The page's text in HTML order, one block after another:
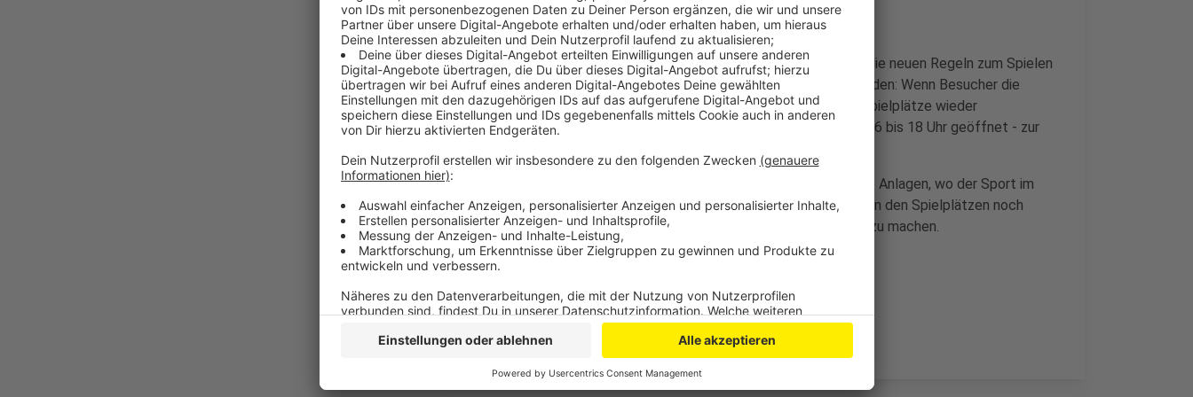
Nur eine Begleitperson und immer schön auf Abstand – das sind die neuen Regeln zum Spielen
auf den Leverkusener Spielplätzen. Das soll auch kontrolliert werden: Wenn Besucher die
Abstandsregeln nicht einhalten, wird die Stadt die betroffenen Spielplätze wieder
schließen, heißt es. Der Kuddelmuddel im Neulandpark ist nur von 6 bis 18 Uhr geöffnet - zur
Skaterpark, Outdoor Gym, der Fitnessparcours Hitdorf und andere Anlagen, wo der Sport im
Fokus steht, bleiben weiterhin dicht, so die Stadt. Die Stadt will an den Spielplätzen noch
Hinweisschilder anbringen, um auf die neuen Regeln aufmerksam zu machen.
Anzeige